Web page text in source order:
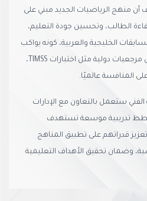
أن منهج الرياضيات الجديد مبني على
الطالب، وتحسين جودة التعليم،
الخليجية والعربية، كونه يواكب
التوجهات العالمية ويعتمد على مرجعيات دولية مثل اختبارات TIMSS،
المنافسة عالميًا.
ستعمل بالتعاون مع الإدارات
خطط تدريبية موسعة تستهدف
قدراتهم على تطبيق المناهج
وضمان تحقيق الأهداف التعليمية